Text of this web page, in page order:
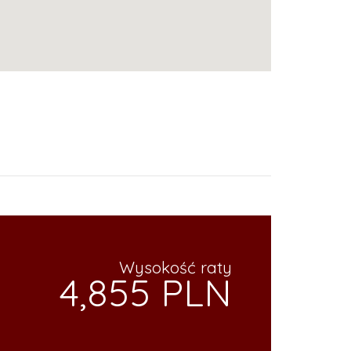
Wysokość raty
4,855 PLN